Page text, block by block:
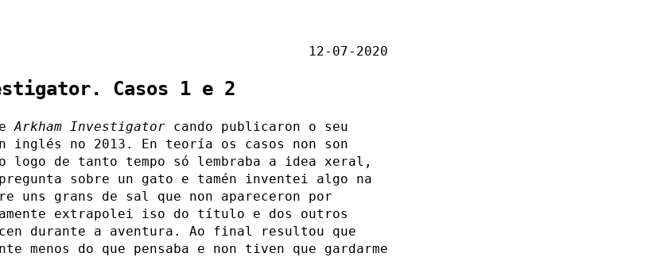
12-07-2020
Casos 1 e 2
Arkham Investigator cando publicaron o seu
inglés no 2013. En teoría os casos non son
logo de tanto tempo só lembraba a idea xeral,
sobre un gato e tamén inventei algo na
uns grans de sal que non apareceron por
extrapolei iso do título e dos outros
durante a aventura. Ao final resultou que
menos do que pensaba e non tiven que gardarme